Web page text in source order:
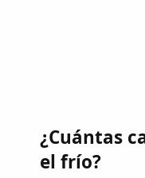
¿Cuántas
el frío?